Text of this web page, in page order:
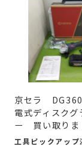
京セラ
電式ディスクグ
ー 買い取りま
工具ピックアップ